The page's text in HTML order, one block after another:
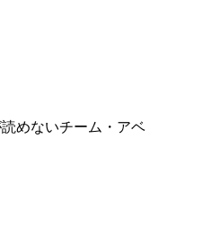
めないチーム・アベ